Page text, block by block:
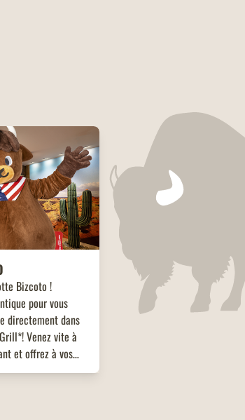
Bizcoto !
pour vous
directement dans
Venez vite à
et offrez à vos
et mémorable